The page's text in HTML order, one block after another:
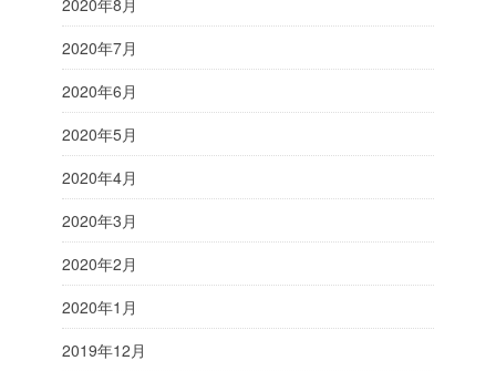
2020年7月
2020年6月
2020年5月
2020年4月
2020年3月
2020年2月
2020年1月
2019年12月